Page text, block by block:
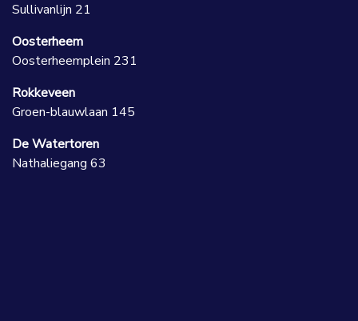
Sullivanlijn 21
Oosterheem
Oosterheemplein 231
Rokkeveen
Groen-blauwlaan 145
De Watertoren
Nathaliegang 63